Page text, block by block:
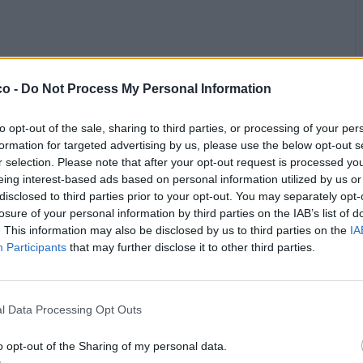
- Do Not Process My Personal Information
opt-out of the sale, sharing to third parties, or processing of your
for targeted advertising by us, please use the below opt-out
selection. Please note that after your opt-out request is processed
interest-based ads based on personal information utilized by us
to third parties prior to your opt-out. You may separately
of your personal information by third parties on the IAB’s list of
This information may also be disclosed by us to third parties on the
Participants that may further disclose it to other third parties.
Data Processing Opt Outs
opt-out of the Sharing of my personal data.
Vaccata
Lunarossa livello 11
9 Aprile 2020- 12.254 visualizzazioni